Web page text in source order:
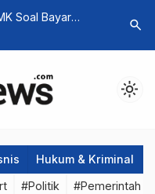
Soal Bayar
Resmi:
search
light_mode
Hukum & Kriminal
#Politik #Pemerintah